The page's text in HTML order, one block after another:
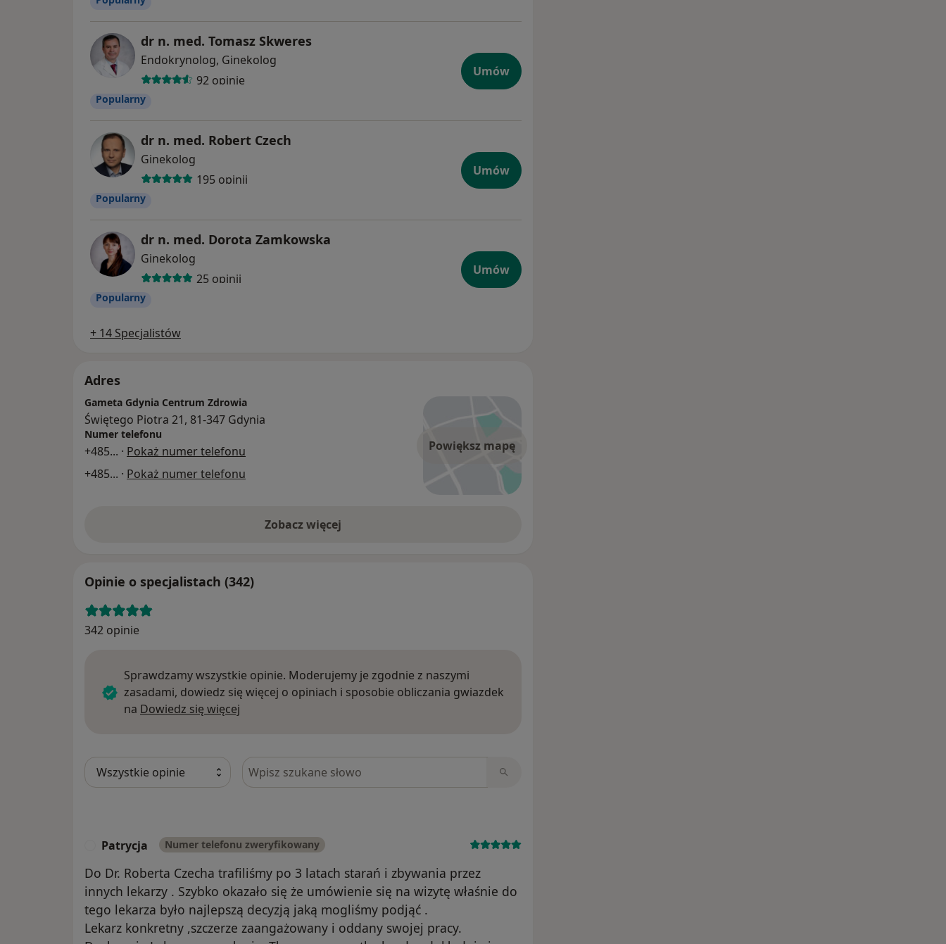
dr n. med. Tomasz Skweres
Endokrynolog, Ginekolog
92 opinie
Popularny
Umów
dr n. med. Robert Czech
Ginekolog
195 opinii
Popularny
Umów
dr n. med. Dorota Zamkowska
Ginekolog
25 opinii
Popularny
Umów
+ 14 Specjalistów
Adres
Powiększ mapę
Gameta Gdynia Centrum Zdrowia
Świętego Piotra 21, 81-347 Gdynia
Numer telefonu
+485... · Pokaż numer telefonu
+485... · Pokaż numer telefonu
Zobacz więcej
Opinie o specjalistach (342)
342 opinie
Sprawdzamy wszystkie opinie. Moderujemy je zgodnie z naszymi
zasadami, dowiedz się więcej o opiniach i sposobie obliczania gwiazdek
na Dowiedz się więcej
Szukaj w opiniach
Patrycja Numer telefonu zweryfikowany
Do Dr. Roberta Czecha trafiliśmy po 3 latach starań i zbywania przez
innych lekarzy . Szybko okazało się że umówienie się na wizytę właśnie do
tego lekarza było najlepszą decyzją jaką mogliśmy podjąć .
Lekarz konkretny ,szczerze zaangażowany i oddany swojej pracy.